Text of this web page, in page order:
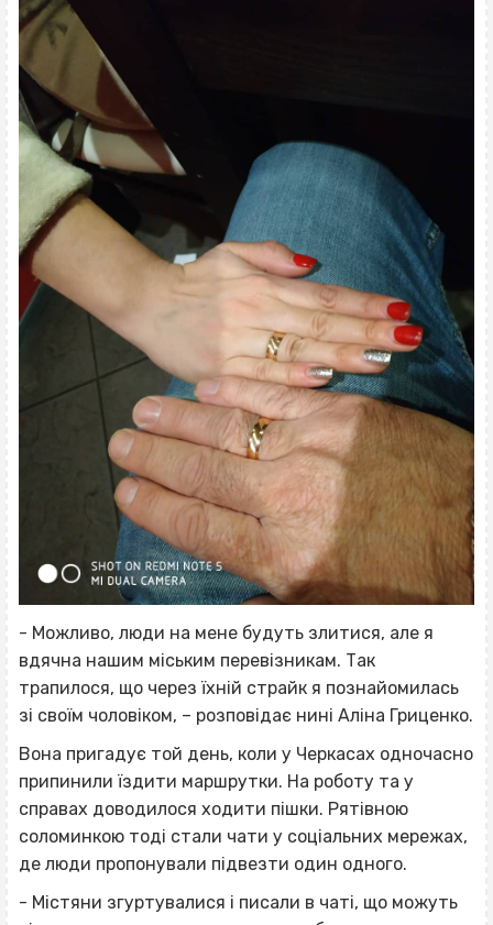
- Можливо, люди на мене будуть злитися, але я
вдячна нашим міським перевізникам. Так
трапилося, що через їхній страйк я познайомилась
зі своїм чоловіком, – розповідає нині Аліна Гриценко.
Вона пригадує той день, коли у Черкасах одночасно
припинили їздити маршрутки. На роботу та у
справах доводилося ходити пішки. Рятівною
соломинкою тоді стали чати у соціальних мережах,
де люди пропонували підвезти один одного.
- Містяни згуртувалися і писали в чаті, що можуть